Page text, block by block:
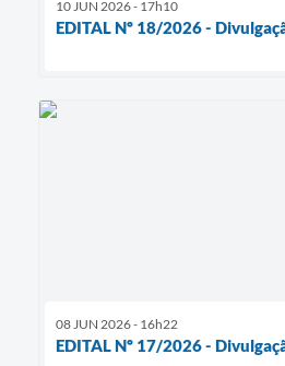
10 JUN 2026 - 17h10
EDITAL Nº 18/2026 -
08 JUN 2026 - 16h22
EDITAL Nº 17/2026 -